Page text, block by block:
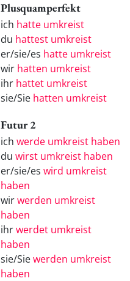
Plusquamperfekt
ich hatte umkreist
du hattest umkreist
er/sie/es hatte umkreist
wir hatten umkreist
ihr hattet umkreist
sie/Sie hatten umkreist
Futur 2
ich werde umkreist haben
du wirst umkreist haben
er/sie/es wird umkreist
haben
wirwerden umkreist
haben
ihrwerdet umkreist
haben
sie/Siewerden umkreist
haben